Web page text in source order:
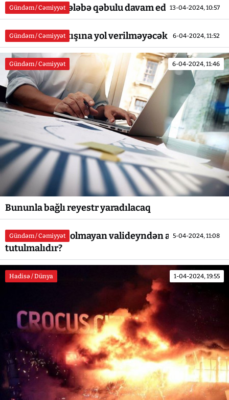
Gündəm / Cəmiyyət 13-04-2024, 10:57
Hərbi Kollecə tələbə qəbulu davam edir
Gündəm / Cəmiyyət 6-04-2024, 11:52
Bu içkilərin satışına yol verilməyəcək
Gündəm / Cəmiyyət 6-04-2024, 11:46
Bununla bağlı reyestr yaradılacaq
Gündəm / Cəmiyyət 5-04-2024, 11:08
İş yeri və gəliri olmayan valideyndən aliment
tutulmalıdır?
Hadisə / Dünya 1-04-2024, 19:55